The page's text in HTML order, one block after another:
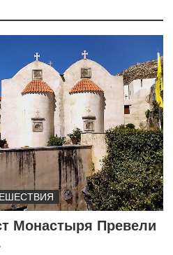
Монастыря Превели